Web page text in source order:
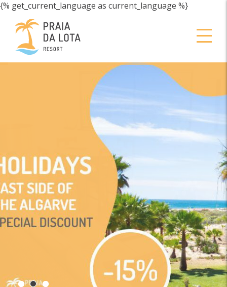
{% get_current_language as current_language %}
A 100 METROS DE
UNA DE LAS
MEJORES PLAYAS DE